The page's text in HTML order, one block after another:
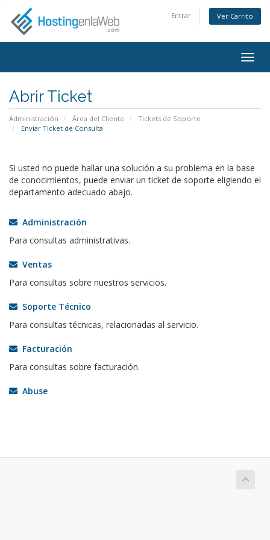
Entrar Ver Carrito
Abrir Ticket
Administración Área del Cliente
Tickets de Soporte
Enviar Ticket de Consulta
Si usted no puede hallar una solución a su problema en la base
de conocimientos, puede enviar un ticket de soporte eligiendo el
departamento adecuado abajo.
Administración
Para consultas administrativas.
Ventas
Para consultas sobre nuestros servicios.
Soporte Técnico
Para consultas técnicas, relacionadas al servicio.
Facturación
Para consultas sobre facturación.
Abuse